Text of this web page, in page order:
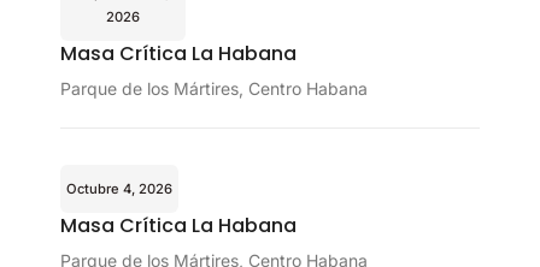
2026
Masa Crítica La Habana
Parque de los Mártires, Centro Habana
Octubre 4, 2026
Masa Crítica La Habana
Parque de los Mártires, Centro Habana